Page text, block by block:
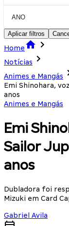
ANO
Aplicar filtros
Home
Notícias
Animes e Mangás
Emi Shinohara,
anos
Animes e Mangás
Emi
Sailor
anos
Dubladora foi
Mizuki em Card
Gabriel Avila